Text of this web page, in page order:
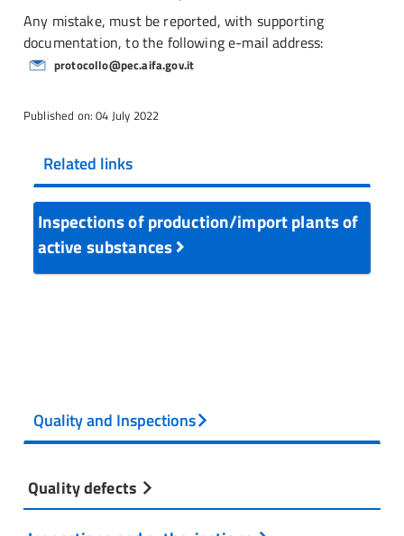
Any mistake, must be reported, with supporting
documentation, to the following e-mail address:
protocollo@pec.aifa.gov.it
Published on: 04 July 2022
Related links
Inspections of production/import plants of
active substances
Quality and Inspections
Quality defects